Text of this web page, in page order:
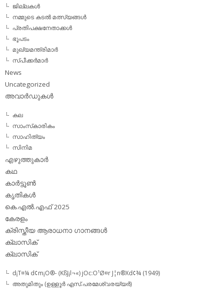
ജില്ലകള്‍
നമ്മുടെ കടല്‍ മത്സ്യങ്ങള്‍
പ്രതിപക്ഷനേതാക്കള്‍
ഭൂപടം
മുഖ്യമന്ത്രിമാര്‍
സ്പീക്കര്‍മാര്‍
News
Uncategorized
അവാര്‍ഡുകള്‍
കല
സാംസ്‌കാരികം
സാഹിത്യം
സിനിമ
എഴുത്തുകാര്‍
കഥ
കാര്‍ട്ടൂണ്‍
കൃതികള്‍
കെ.എല്‍.എഫ് 2025
കേരളം
ക്രിസ്തീയ ആരാധനാ ഗാനങ്ങള്‍
ക്ലാസിക്‌
ക്ലാസിക്
d¡T¤¼ d¢m¡O®- (KßJ¡l¬«) jOc:O¹Ø¤r J¦n®Xd¢¾ (1949)
അതുമിതും (ഉള്ളൂര്‍ എസ്.പരമേശ്വരയ്യര്‍)